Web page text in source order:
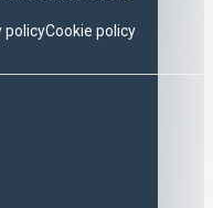
policyCookie policy